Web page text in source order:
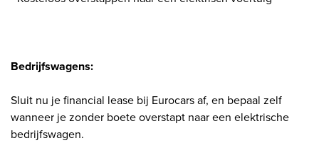
Bedrijfswagens:
Sluit nu je financial lease bij Eurocars af, en bepaal zelf
wanneer je zonder boete overstapt naar een elektrische
bedrijfswagen.